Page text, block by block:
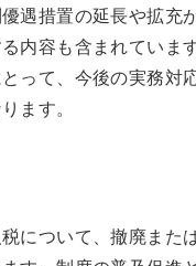
遇措置の延長や拡充
内容も含まれていま
って、今後の実務対
ます。
について、撤廃また